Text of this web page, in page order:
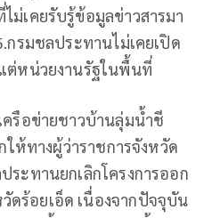
เคยรับรู้ข้อมูลข่าวสารมา
กรมชลประทานไม่เคยเปิด
ต่หน่วยงานรัฐในพื้นที่
รือข่ายชาวบ้านลุ่มน้ำชี
ให้ทางผู้ว่าราชการจังหวัด
ระทานยกเลิกโครงการออก
ร้อยเอ็ด เนื่องจากปัจจุบัน